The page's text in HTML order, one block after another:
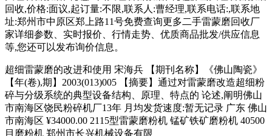
回收,价格:面议,起订量:不限,联系人:曹经理,联系电话:,联系地
址:郑州市中原区郑上路11号免费查询更多二手雷蒙磨回收厂
家详细参数、实时报价、行情走势、优质商品批发/供应信息
等,您还可以发布询价信息。
超细雷蒙磨的改进和使用 宋海兵 【期刊名称】《佛山陶瓷》
【年(卷),期】2003(013)005 【摘要】通过对雷蒙磨改造超细粉
碎与分级系统的典型设备结构、原理、特点的 论述,阐明佛山
市南海区饶民粉碎机厂13年 月均发货速度:暂无记录 广东 佛山
市南海区 ¥34000.00 2115型雷蒙磨粉机 锰矿铁矿磨粉机 40500
目磨粉机 郑州市长兴机械设备有限